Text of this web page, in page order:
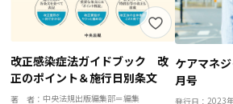
改正感染症法ガイドブック 改
正のポイント＆施行日別条文
著 者： 中央法規出版編集部＝編集
ケアマネ
月号
発行日： 2023